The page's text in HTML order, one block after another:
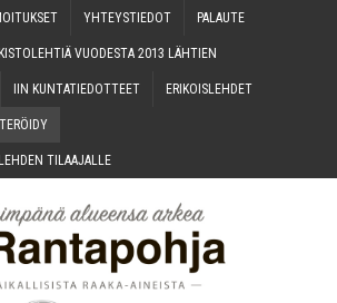
YHTEYS­TIE­DOT PALAU­TE
VUO­DES­TA 2013 LÄHTIEN
IIN KUN­TA­TIE­DOT­TEET ERI­KOIS­LEH­DET
TILAAJALLE